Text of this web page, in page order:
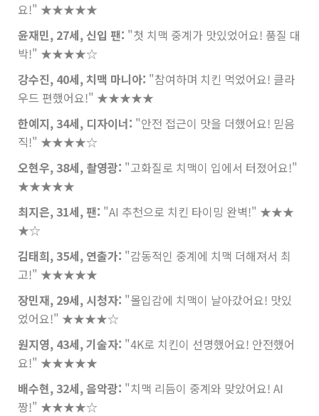
요!" ★★★★★
윤재민, 27세, 신입 팬: "첫 치맥 중계가 맛있었어요! 품질 대
박!" ★★★★☆
강수진, 40세, 치맥 마니아: "참여하며 치킨 먹었어요! 클라
우드 편했어요!" ★★★★★
한예지, 34세, 디자이너: "안전 접근이 맛을 더했어요! 믿음
직!" ★★★★☆
오현우, 38세, 촬영광: "고화질로 치맥이 입에서 터졌어요!"
★★★★★
최지은, 31세, 팬: "AI 추천으로 치킨 타이밍 완벽!" ★★★
★☆
김태희, 35세, 연출가: "감동적인 중계에 치맥 더해져서 최
고!" ★★★★★
장민재, 29세, 시청자: "몰입감에 치맥이 날아갔어요! 맛있
었어요!" ★★★★☆
원지영, 43세, 기술자: "4K로 치킨이 선명했어요! 안전했어
요!" ★★★★★
배수현, 32세, 음악광: "치맥 리듬이 중계와 맞았어요! AI
짱!" ★★★★☆